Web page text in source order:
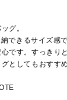
グ。
できるサイズ感
です。すっきり
としてもおすすめ